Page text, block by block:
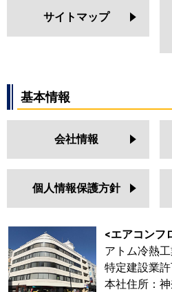
サイトマップ
基本情報
会社情報
個人情報保護方針
<エアコンフ
アトム冷熱
特定建設業
本社住所：